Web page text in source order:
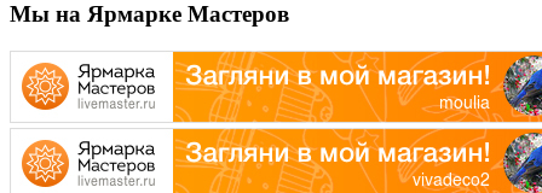
Мы на Ярмарке Мастеров